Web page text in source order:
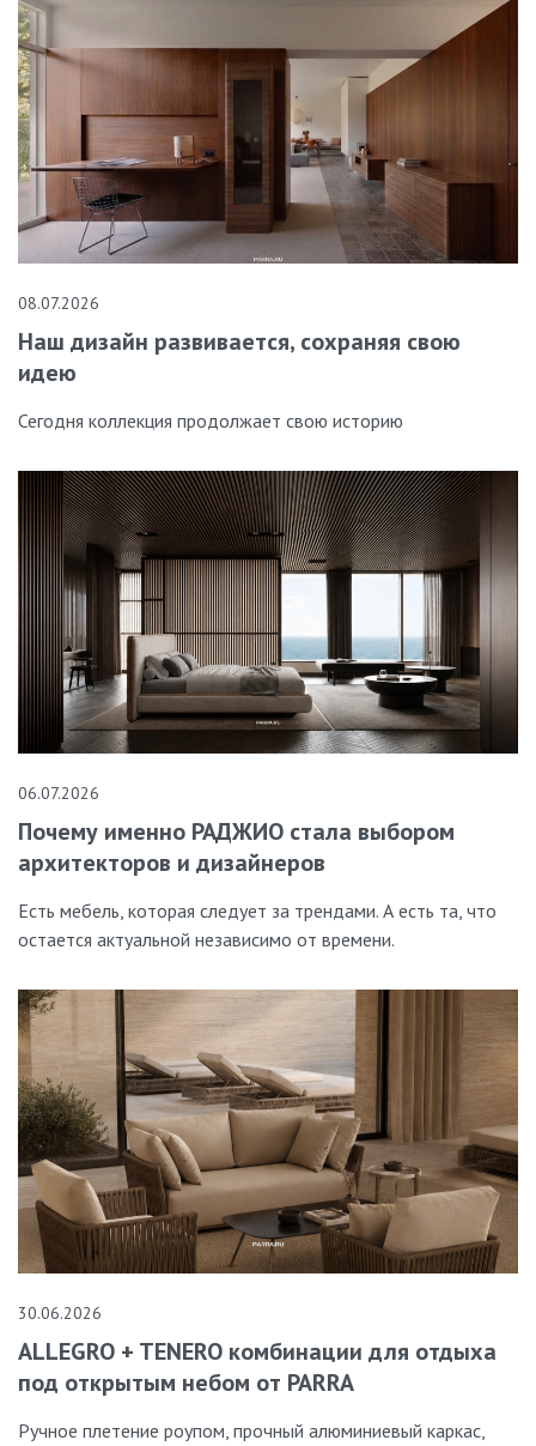
08.07.2026
Наш дизайн развивается, сохраняя свою
идею
Сегодня коллекция продолжает свою историю
06.07.2026
Почему именно РАДЖИО стала выбором
архитекторов и дизайнеров
Есть мебель, которая следует за трендами. А есть та, что
остается актуальной независимо от времени.
30.06.2026
ALLEGRO + TENERO комбинации для отдыха
под открытым небом от PARRA
Ручное плетение роупом, прочный алюминиевый каркас,